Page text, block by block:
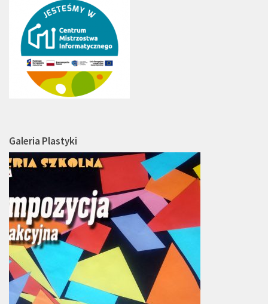
Galeria Plastyki